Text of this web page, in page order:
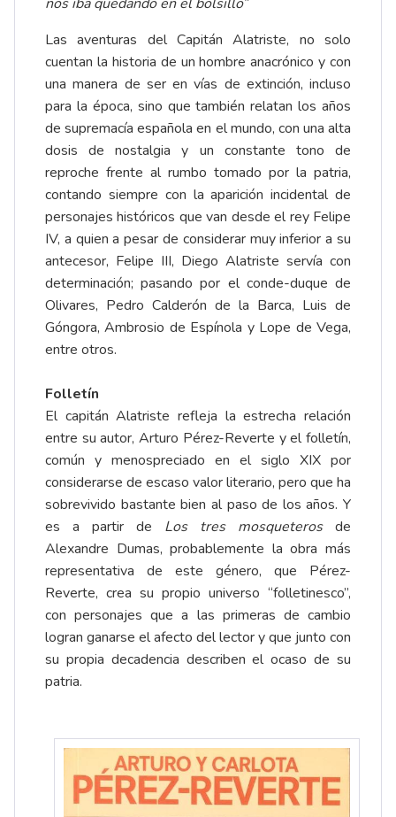
Las aventuras del Capitán Alatriste, no solo
cuentan la historia de un hombre anacrónico y con
una manera de ser en vías de extinción, incluso
para la época, sino que también relatan los años
de supremacía española en el mundo, con una alta
dosis de nostalgia y un constante tono de
reproche frente al rumbo tomado por la patria,
contando siempre con la aparición incidental de
personajes históricos que van desde el rey Felipe
IV, a quien a pesar de considerar muy inferior a su
antecesor, Felipe III, Diego Alatriste servía con
determinación; pasando por el conde-duque de
Olivares, Pedro Calderón de la Barca, Luis de
Góngora, Ambrosio de Espínola y Lope de Vega,
entre otros.
Folletín
El capitán Alatriste refleja la estrecha relación
entre su autor, Arturo Pérez-Reverte y el folletín,
común y menospreciado en el siglo XIX por
considerarse de escaso valor literario, pero que ha
sobrevivido bastante bien al paso de los años. Y
es a partir de Los tres mosqueterosde
Alexandre Dumas, probablemente la obra más
representativa de este género, que Pérez-
Reverte, crea su propio universo “folletinesco”,
con personajes que a las primeras de cambio
logran ganarse el afecto del lector y que junto con
su propia decadencia describen el ocaso de su
patria.